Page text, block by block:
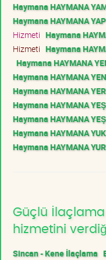
Haymana HAYMANA
Haymana HAYMANA
Hizmeti Haymana
Hizmeti Haymana
Haymana HAYMANA
Haymana HAYMANA
Haymana HAYMANA
Haymana HAYMANA
Haymana HAYMANA
Haymana HAYMANA
Haymana HAYMANA
Güçlü
hizmetini
Sincan - Kene İlaçlama